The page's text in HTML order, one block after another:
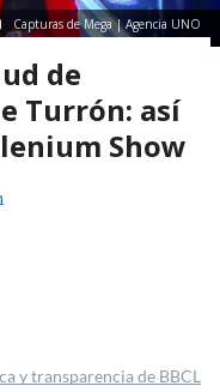
Capturas de Mega | Agencia UNO
de
Turrón: así
Show
y transparencia de BBCL